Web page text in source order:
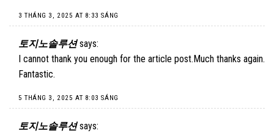
3 THÁNG 3, 2025 AT 8:33 SÁNG
토지노솔루션 says:
I cannot thank you enough for the article post.Much thanks again.
Fantastic.
5 THÁNG 3, 2025 AT 8:03 SÁNG
토지노솔루션 says: